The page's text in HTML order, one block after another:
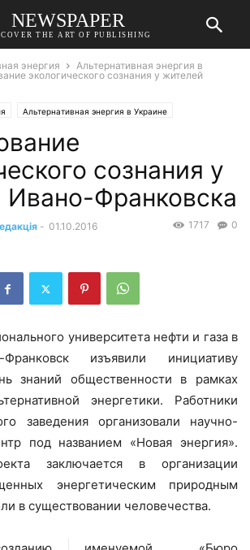
NEWSPAPER
THE ART OF PUBLISHING
энергия
Альтернативная энергия в
экологического сознания у жителей
Альтернативная энергия в Украине
сознания у
Ивано-Франковска
- 01.10.2016 0
1717
университета нефти и газа в
изъявили инициативу
знаний общественности в рамках
энергетики. Работники
заведения организовали научно-
под названием «Новая энергия».
заключается в организации
энергетическим природным
в существовании человечества.